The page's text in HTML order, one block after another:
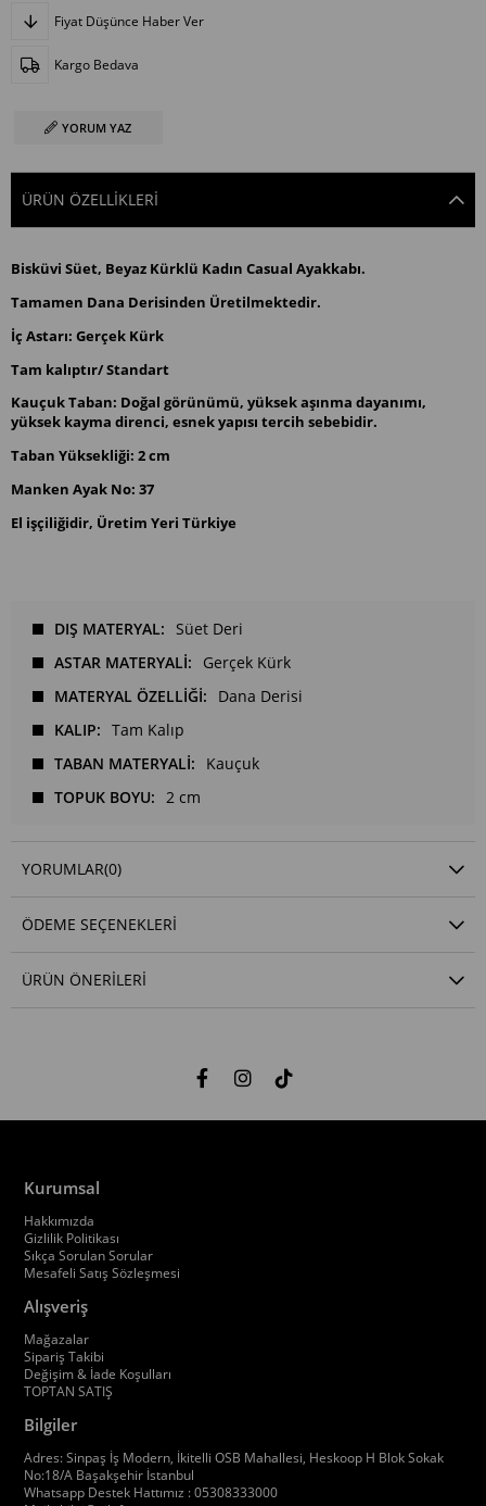
Fiyat Düşünce Haber Ver
Kargo Bedava
YORUM YAZ
ÜRÜN ÖZELLIKLERI
Bisküvi Süet, Beyaz Kürklü Kadın Casual Ayakkabı.
Tamamen Dana Derisinden Üretilmektedir.
İç Astarı: Gerçek Kürk
Tam kalıptır/ Standart
Kauçuk Taban: Doğal görünümü, yüksek aşınma dayanımı,
yüksek kayma direnci, esnek yapısı tercih sebebidir.
Taban Yüksekliği: 2 cm
Manken Ayak No: 37
El işçiliğidir, Üretim Yeri Türkiye
DIŞ MATERYAL
Süet Deri
ASTAR MATERYALİ
Gerçek Kürk
MATERYAL ÖZELLİĞİ
Dana Derisi
KALIP
Tam Kalıp
TABAN MATERYALİ
Kauçuk
TOPUK BOYU
2 cm
YORUMLAR(0)
ÖDEME SEÇENEKLERI
ÜRÜN ÖNERILERI
Kurumsal
Hakkımızda
Gizlilik Politikası
Sıkça Sorulan Sorular
Mesafeli Satış Sözleşmesi
Alışveriş
Mağazalar
Sipariş Takibi
Değişim & İade Koşulları
TOPTAN SATIŞ
Bilgiler
Adres: Sinpaş İş Modern, İkitelli OSB Mahallesi, Heskoop H Blok Sokak
No:18/A Başakşehir İstanbul
Whatsapp Destek Hattımız : 05308333000